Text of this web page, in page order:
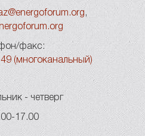
,
факс:
(многоканальный)
- четверг
17.00